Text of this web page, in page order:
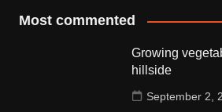
Most commented
Growing
hillside
September 2,